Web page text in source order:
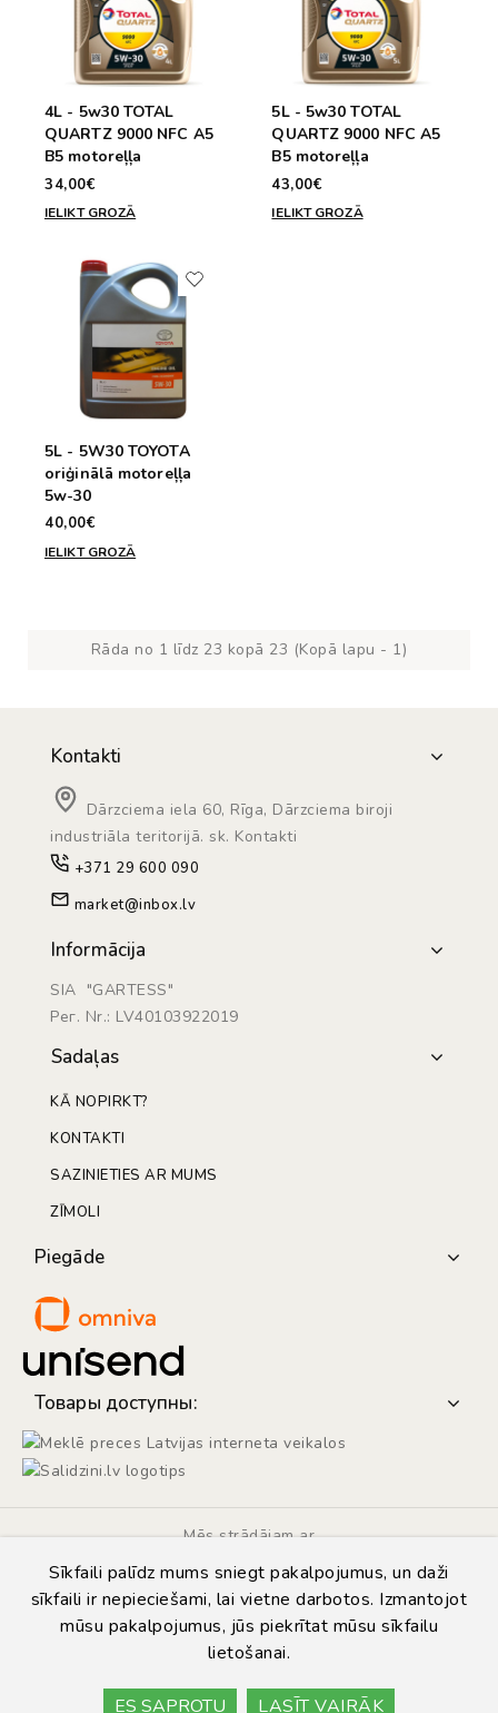
4L - 5w30 TOTAL
QUARTZ 9000 NFC A5
B5 motoreļļa
34,00€
IELIKT GROZĀ
5L - 5w30 TOTAL
QUARTZ 9000 NFC A5
B5 motoreļļa
43,00€
IELIKT GROZĀ
5L - 5W30 TOYOTA
oriģinālā motoreļļa
5w-30
40,00€
IELIKT GROZĀ
Rāda no 1 līdz 23 kopā 23 (Kopā lapu - 1)
Sīkfaili palīdz mums sniegt pakalpojumus, un daži
sīkfaili ir nepieciešami, lai vietne darbotos. Izmantojot
mūsu pakalpojumus, jūs piekrītat mūsu sīkfailu
lietošanai.
ES SAPROTU LASĪT VAIRĀK
Kontakti
Dārzciema iela 60, Rīga, Dārzciema biroji
industriāla teritorijā. sk. Kontakti
+371 29 600 090
market@inbox.lv
Informācija
SIA "GARTESS"
Рег. Nr.: LV40103922019
Sadaļas
KĀ NOPIRKT?
KONTAKTI
SAZINIETIES AR MUMS
ZĪMOLI
Piegāde
Товары доступны:
Mēs strādājam ar
© Copyright 2014 - 2026 | Automarket.lv
Lietošanas noteikumi